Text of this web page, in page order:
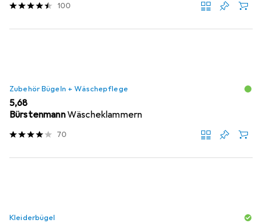
100
Zubehör Bügeln + Wäschepflege
EUR
5,68
BürstenmannWäscheklammern
70
Kleiderbügel